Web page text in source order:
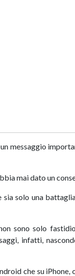
messaggio
mai dato un
sia solo una
sono solo
infatti,
che su